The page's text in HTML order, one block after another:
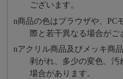
ございます。
n商品の⾊はブラウザや、PC
際と若⼲異なる場合がご
nアクリル商品及びメッキ商
剥がれ、多少の変色、汚
場合があります。